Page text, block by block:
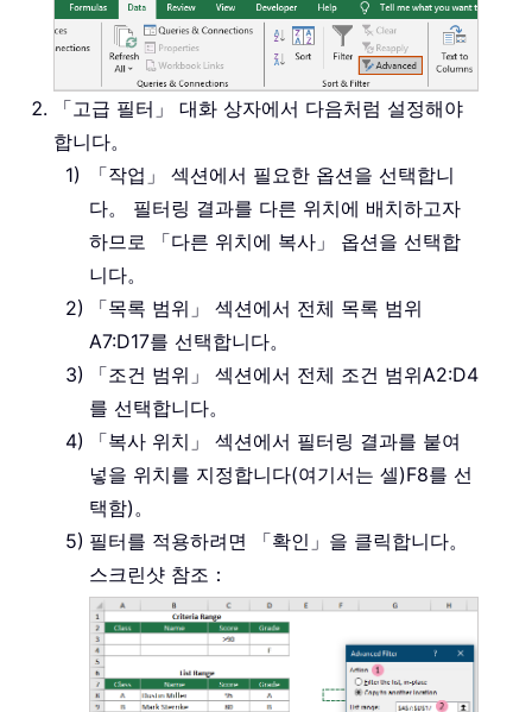
「고급 필터」 대화 상자에서 다음처럼 설정해야
합니다。
「작업」 섹션에서 필요한 옵션을 선택합니
다。 필터링 결과를 다른 위치에 배치하고자
하므로 「다른 위치에 복사」 옵션을 선택합
니다。
「목록 범위」 섹션에서 전체 목록 범위
A7:D17를 선택합니다。
「조건 범위」 섹션에서 전체 조건 범위A2:D4
를 선택합니다。
「복사 위치」 섹션에서 필터링 결과를 붙여
넣을 위치를 지정합니다(여기서는 셀)F8를 선
택함)。
필터를 적용하려면 「확인」을 클릭합니다。
스크린샷 참조：